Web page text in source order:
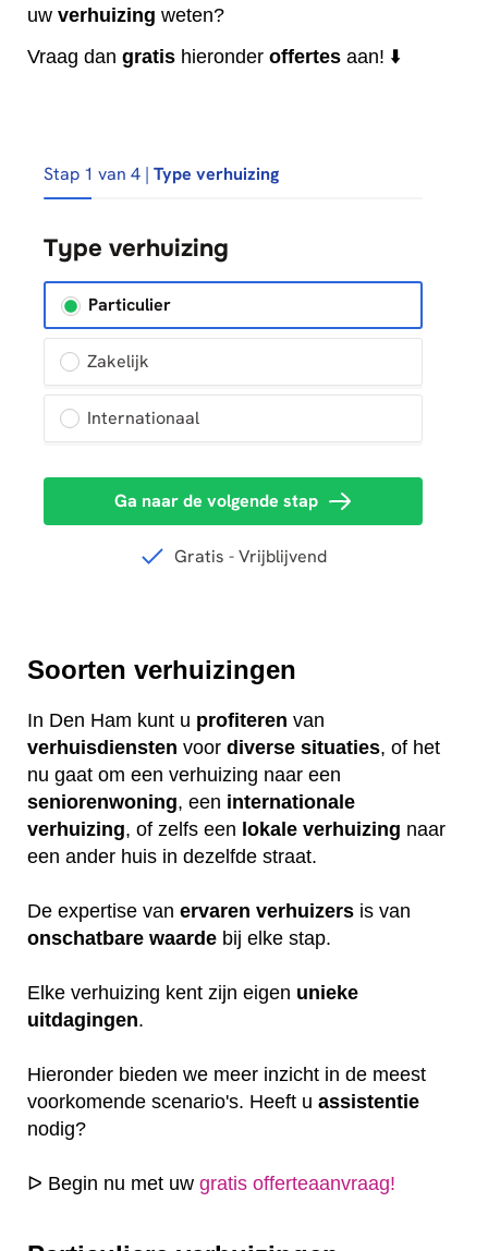
uw verhuizing weten?
Vraag dan gratis hieronder offertes aan! ⬇️
Soorten verhuizingen
In Den Ham kunt u profiteren van
verhuisdiensten voor diverse situaties, of het
nu gaat om een verhuizing naar een
seniorenwoning, een internationale
verhuizing, of zelfs een lokale verhuizing naar
een ander huis in dezelfde straat.
De expertise van ervaren verhuizers is van
onschatbare waarde bij elke stap.
Elke verhuizing kent zijn eigen unieke
uitdagingen.
Hieronder bieden we meer inzicht in de meest
voorkomende scenario's. Heeft u assistentie
nodig?
ᐅ Begin nu met uw gratis offerteaanvraag!